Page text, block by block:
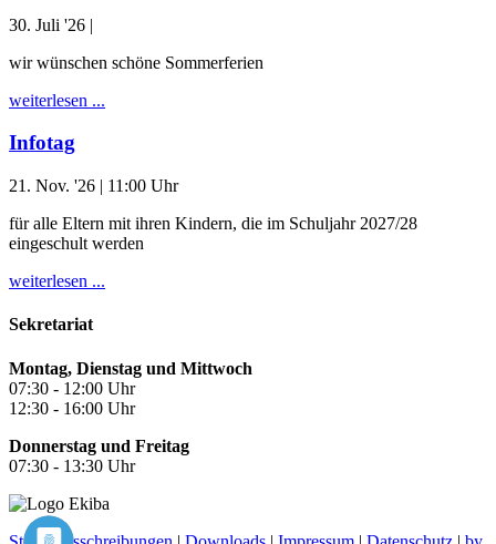
30. Juli '26 |
wir wünschen schöne Sommerferien
weiterlesen ...
Infotag
21. Nov. '26 | 11:00 Uhr
für alle Eltern mit ihren Kindern, die im Schuljahr 2027/28
eingeschult werden
weiterlesen ...
Sekretariat
Montag, Dienstag und Mittwoch
07:30 - 12:00 Uhr
12:30 - 16:00 Uhr
Donnerstag und Freitag
07:30 - 13:30 Uhr